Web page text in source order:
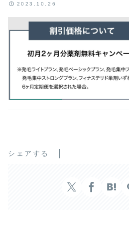
2023.10.26
シェアする